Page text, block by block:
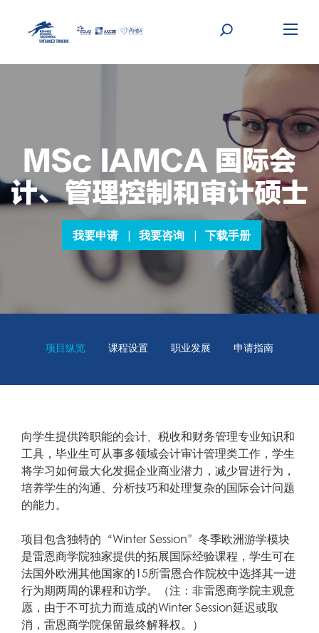
content
MSc IAMCA 国际会
计、管理控制和审计硕士
我要申请 我要咨询 下载手册
项目纵览 课程设置 职业发展 申请指南
向学生提供跨职能的会计、税收和财务管理专业知识和
工具，毕业生可从事多领域会计审计管理类工作，学生
将学习如何最大化发掘企业商业潜力，减少冒进行为，
培养学生的沟通、分析技巧和处理复杂的国际会计问题
的能力。
项目包含独特的“Winter Session”冬季欧洲游学模块
是雷恩商学院独家提供的拓展国际经验课程，学生可在
法国外欧洲其他国家的15所雷恩合作院校中选择其一进
行为期两周的课程和访学。（注：非雷恩商学院主观意
愿，由于不可抗力而造成的Winter Session延迟或取
消，雷恩商学院保留最终解释权。）